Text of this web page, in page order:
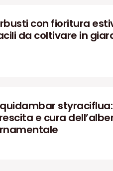
con fioritura
da coltivare in
e cura